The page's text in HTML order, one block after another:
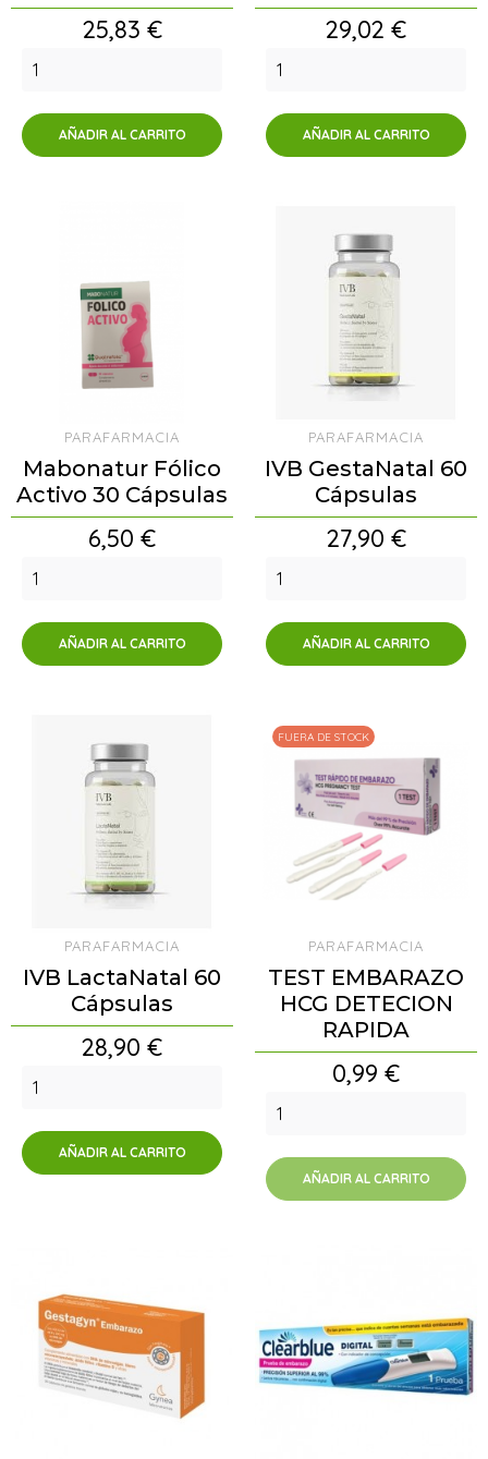
Precio
25,83 €
AÑADIR AL CARRITO
Precio
29,02 €
AÑADIR AL CARRITO
PARAFARMACIA
Mabonatur Fólico
Activo 30 Cápsulas
Precio
6,50 €
AÑADIR AL CARRITO
PARAFARMACIA
IVB GestaNatal 60
Cápsulas
Precio
27,90 €
AÑADIR AL CARRITO
PARAFARMACIA
IVB LactaNatal 60
Cápsulas
Precio
28,90 €
AÑADIR AL CARRITO
PARAFARMACIA
TEST EMBARAZO
HCG DETECION
RAPIDA
Precio
0,99 €
AÑADIR AL CARRITO
FUERA DE STOCK